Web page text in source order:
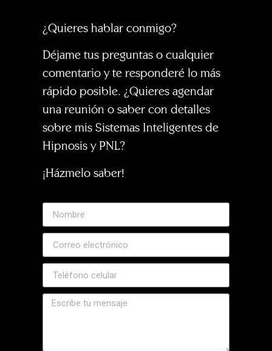
¿Quieres hablar conmigo?
Déjame tus preguntas o cualquier
comentario y te responderé lo más
rápido posible. ¿Quieres agendar
una reunión o saber con detalles
sobre mis Sistemas Inteligentes de
Hipnosis y PNL?
¡Házmelo saber!